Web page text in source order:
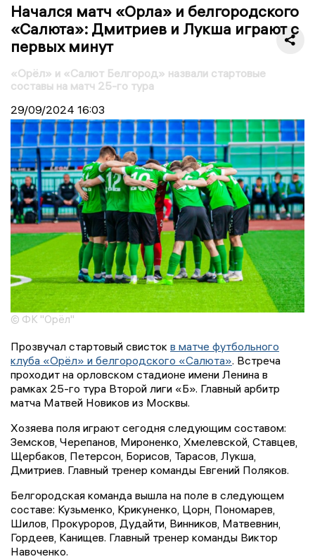
Начался матч «Орла» и белгородского
«Салюта»: Дмитриев и Лукша играют с
первых минут
«Орёл» и «Салют Белгород» назвали стартовые
составы на матч 25-го тура
29/09/2024 16:03
© ФК "Орёл"
Прозвучал стартовый свисток в матче футбольного
клуба «Орёл» и белгородского «Салюта». Встреча
проходит на орловском стадионе имени Ленина в
рамках 25-го тура Второй лиги «Б». Главный арбитр
матча Матвей Новиков из Москвы.
Хозяева поля играют сегодня следующим составом:
Земсков, Черепанов, Мироненко, Хмелевской, Ставцев,
Щербаков, Петерсон, Борисов, Тарасов, Лукша,
Дмитриев. Главный тренер команды Евгений Поляков.
Белгородская команда вышла на поле в следующем
составе: Кузьменко, Крикуненко, Цорн, Пономарев,
Шилов, Прокуроров, Дудайти, Винников, Матвевнин,
Гордеев, Канищев. Главный тренер команды Виктор
Навоченко.